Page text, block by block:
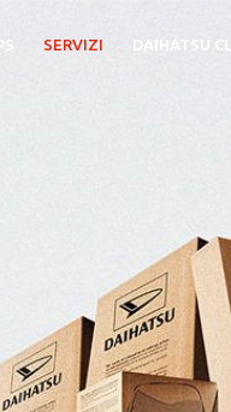
SERVIZI DAIHATSU